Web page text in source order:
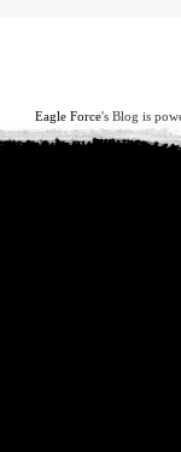
Eagle Force's Blog is